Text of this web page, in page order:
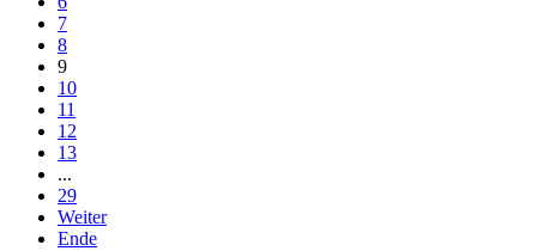
7
8
9
10
11
12
13
...
29
Weiter
Ende